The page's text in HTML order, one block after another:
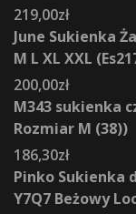
219,00zł
June Sukienka
M L XL XXL
200,00zł
M343 sukienka
Rozmiar M (38))
186,30zł
Pinko Sukienka
Y7Q7 Beżowy